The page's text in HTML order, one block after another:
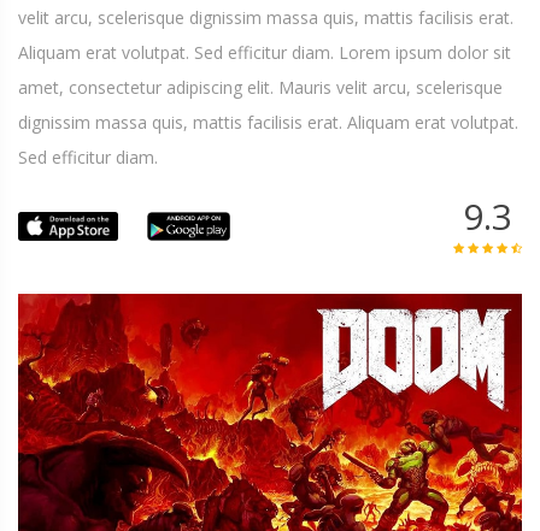
velit arcu, scelerisque dignissim massa quis, mattis facilisis erat.
Aliquam erat volutpat. Sed efficitur diam. Lorem ipsum dolor sit
amet, consectetur adipiscing elit. Mauris velit arcu, scelerisque
dignissim massa quis, mattis facilisis erat. Aliquam erat volutpat.
Sed efficitur diam.
9.3